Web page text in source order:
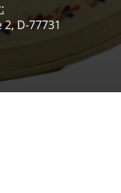
D-77731